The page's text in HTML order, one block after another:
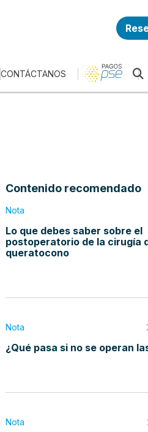
CONTÁCTANOS
Contenido recomendado
Nota
Lo que debes saber sobre el
postoperatorio de la cirugía
queratocono
Nota
¿Qué pasa si no se operan
Nota